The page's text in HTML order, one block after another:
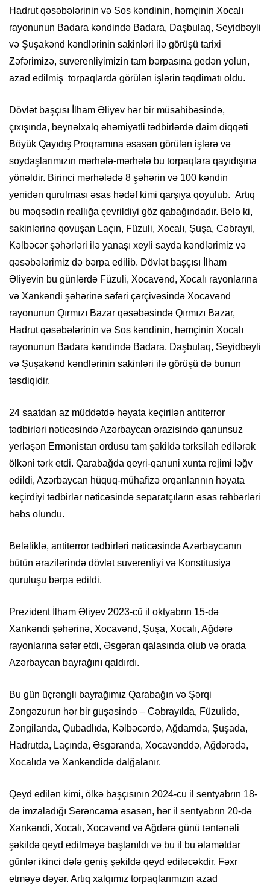
Hadrut qəsəbələrinin və Sos kəndinin, həmçinin Xocalı
rayonunun Badara kəndində Badara, Daşbulaq, Seyidbəyli
və Şuşakənd kəndlərinin sakinləri ilə görüşü tarixi
Zəfərimizə, suverenliyimizin tam bərpasına gedən yolun,
azad edilmiş torpaqlarda görülən işlərin təqdimatı oldu.
Dövlət başçısı İlham Əliyev hər bir müsahibəsində,
çıxışında, beynəlxalq əhəmiyətli tədbirlərdə daim diqqəti
Böyük Qayıdış Proqramına əsasən görülən işlərə və
soydaşlarımızın mərhələ-mərhələ bu torpaqlara qayıdışına
yönəldir. Birinci mərhələdə 8 şəhərin və 100 kəndin
yenidən qurulması əsas hədəf kimi qarşıya qoyulub. Artıq
bu məqsədin reallığa çevrildiyi göz qabağındadır. Belə ki,
sakinlərinə qovuşan Laçın, Füzuli, Xocalı, Şuşa, Cəbrayıl,
Kəlbəcər şəhərləri ilə yanaşı xeyli sayda kəndlərimiz və
qəsəbələrimiz də bərpa edilib. Dövlət başçısı İlham
Əliyevin bu günlərdə Füzuli, Xocavənd, Xocalı rayonlarına
və Xankəndi şəhərinə səfəri çərçivəsində Xocavənd
rayonunun Qırmızı Bazar qəsəbəsində Qırmızı Bazar,
Hadrut qəsəbələrinin və Sos kəndinin, həmçinin Xocalı
rayonunun Badara kəndində Badara, Daşbulaq, Seyidbəyli
və Şuşakənd kəndlərinin sakinləri ilə görüşü də bunun
təsdiqidir.
24 saatdan az müddətdə həyata keçirilən antiterror
tədbirləri nəticəsində Azərbaycan ərazisində qanunsuz
yerləşən Ermənistan ordusu tam şəkildə tərksilah edilərək
ölkəni tərk etdi. Qarabağda qeyri-qanuni xunta rejimi ləğv
edildi, Azərbaycan hüquq-mühafizə orqanlarının həyata
keçirdiyi tədbirlər nəticəsində separatçıların əsas rəhbərləri
həbs olundu.
Beləliklə, antiterror tədbirləri nəticəsində Azərbaycanın
bütün ərazilərində dövlət suverenliyi və Konstitusiya
quruluşu bərpa edildi.
Prezident İlham Əliyev 2023-cü il oktyabrın 15-də
Xankəndi şəhərinə, Xocavənd, Şuşa, Xocalı, Ağdərə
rayonlarına səfər etdi, Əsgəran qalasında olub və orada
Azərbaycan bayrağını qaldırdı.
Bu gün üçrəngli bayrağımız Qarabağın və Şərqi
Zəngəzurun hər bir guşəsində – Cəbrayılda, Füzulidə,
Zəngilanda, Qubadlıda, Kəlbəcərdə, Ağdamda, Şuşada,
Hadrutda, Laçında, Əsgəranda, Xocavənddə, Ağdərədə,
Xocalıda və Xankəndidə dalğalanır.
Qeyd edilən kimi, ölkə başçısının 2024-cu il sentyabrın 18-
də imzaladığı Sərəncama əsasən, hər il sentyabrın 20-də
Xankəndi, Xocalı, Xocavənd və Ağdərə günü təntənəli
şəkildə qeyd edilməyə başlanıldı və bu il bu əlamətdar
günlər ikinci dəfə geniş şəkildə qeyd ediləcəkdir. Fəxr
etməyə dəyər. Artıq xalqımız torpaqlarımızın azad